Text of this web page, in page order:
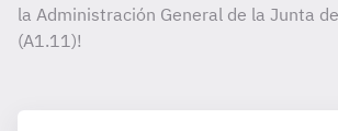
la Administración General de la Junta
(A1.11)!